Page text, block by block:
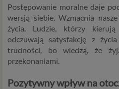
Postępowanie moralne daje
wersją siebie. Wzmacnia
życia. Ludzie, którzy
odczuwają satysfakcję z
trudności, bo wiedzą, że
przekonaniami.
Pozytywny wpływ na